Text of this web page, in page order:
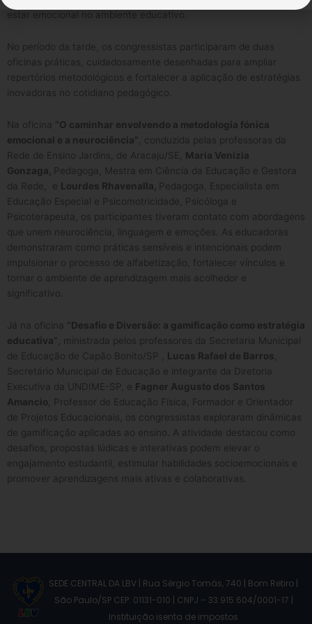
No período da tarde, os congressistas participaram de duas
oficinas práticas, cuidadosamente desenhadas para ampliar
repertórios metodológicos e fortalecer a aplicação de estratégias
inovadoras no cotidiano pedagógico.
Na oficina “O caminhar envolvendo a metodologia fónica
emocional e a neurociência” , conduzida pelas professoras da
Rede de Ensino Jardins, de Aracaju/SE, Maria Venizia
Gonzaga,
Pedagoga, Mestra em Ciência da Educação e Gestora
da Rede, e Lourdes Rhavenalla,
Pedagoga, Especialista em
Educação Especial e Psicomotricidade, Psicóloga e
Psicoterapeuta, os participantes tiveram contato com abordagens
que unem neurociência, linguagem e emoções. As educadoras
demonstraram como práticas sensíveis e intencionais podem
impulsionar o processo de alfabetização, fortalecer vínculos e
tornar o ambiente de aprendizagem mais acolhedor e
significativo.
Já na oficina “Desafio e Diversão: a gamificação como estratégia
educativa” , ministrada pelos professores da Secretaria Municipal
de Educação de Capão Bonito/SP , Lucas Rafael de Barros
Secretário Municipal de Educação e integrante da Diretoria
Executiva da UNDIME-SP, e Fagner Augusto dos Santos
Amancio , Professor de Educação Física, Formador e Orientador
de Projetos Educacionais, os congressistas exploraram dinâmicas
de gamificação aplicadas ao ensino. A atividade destacou como
desafios, propostas lúdicas e interativas podem elevar o
engajamento estudantil, estimular habilidades socioemocionais e
promover aprendizagens mais ativas e colaborativas.
SEDE CENTRAL DA LBV | Rua Sérgio Tomás, 740 | Bom Retiro |
São Paulo/SP CEP: 01131-010 | CNPJ – 33.915.604/0001-17 |
Instituição isenta de impostos